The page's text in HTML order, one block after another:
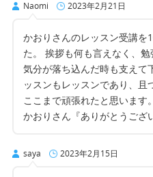
Naomi 2023年2月21日
かおりさんのレッスン受講を
た。 挨拶も何も言えなく、勉
気分が落ち込んだ時も支えて
ッスンもレッスンであり、
ここまで頑張れたと思います
かおりさん『ありがとうござ
saya 2023年2月15日